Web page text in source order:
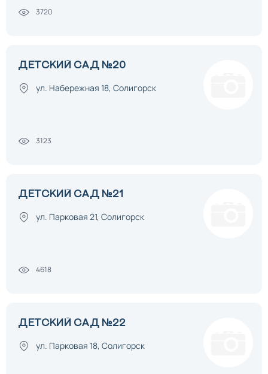
3720
ДЕТСКИЙ САД №20
ул. Набережная 18, Солигорск
3123
ДЕТСКИЙ САД №21
ул. Парковая 21, Солигорск
4618
ДЕТСКИЙ САД №22
ул. Парковая 18, Солигорск